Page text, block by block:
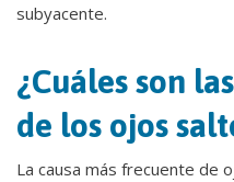
subyacente.
¿Cuáles son
de los ojos
La causa más frecuente de